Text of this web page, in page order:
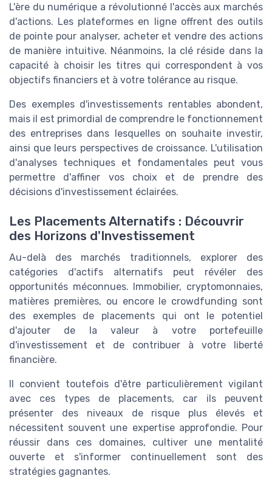
L'ère du numérique a révolutionné l'accès aux marchés
d'actions. Les plateformes en ligne offrent des outils
de pointe pour analyser, acheter et vendre des actions
de manière intuitive. Néanmoins, la clé réside dans la
capacité à choisir les titres qui correspondent à vos
objectifs financiers et à votre tolérance au risque.
Des exemples d'investissements rentables abondent,
mais il est primordial de comprendre le fonctionnement
des entreprises dans lesquelles on souhaite investir,
ainsi que leurs perspectives de croissance. L'utilisation
d'analyses techniques et fondamentales peut vous
permettre d'affiner vos choix et de prendre des
décisions d'investissement éclairées.
Les Placements Alternatifs : Découvrir
des Horizons d'Investissement
Au-delà des marchés traditionnels, explorer des
catégories d'actifs alternatifs peut révéler des
opportunités méconnues. Immobilier, cryptomonnaies,
matières premières, ou encore le crowdfunding sont
des exemples de placements qui ont le potentiel
d'ajouter de la valeur à votre portefeuille
d'investissement et de contribuer à votre liberté
financière.
Il convient toutefois d'être particulièrement vigilant
avec ces types de placements, car ils peuvent
présenter des niveaux de risque plus élevés et
nécessitent souvent une expertise approfondie. Pour
réussir dans ces domaines, cultiver une mentalité
ouverte et s'informer continuellement sont des
stratégies gagnantes.